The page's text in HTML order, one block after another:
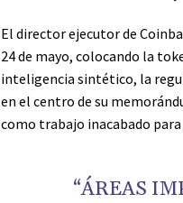
El director ejecutor de
24 de mayo, colocando la
inteligencia sintético, la
en el centro de su
como trabajo inacabado
“ÁREAS